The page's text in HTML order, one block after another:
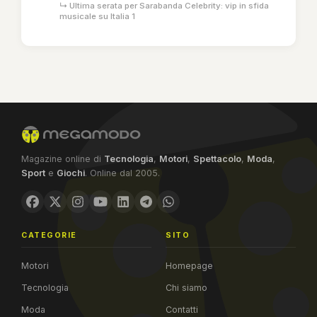
↳ Ultima serata per Sarabanda Celebrity: vip in sfida
musicale su Italia 1
Magazine online di Tecnologia, Motori, Spettacolo, Moda,
Sport e Giochi. Online dal 2005.
CATEGORIE
Motori
Tecnologia
Moda
SITO
Homepage
Chi siamo
Contatti